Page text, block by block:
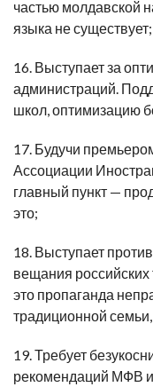
частью молдавской
языка не существует;
16. Выступает за
администраций.
школ, оптимизацию
17. Будучи
Ассоциации
главный пункт —
это;
18. Выступает
вещания
это пропаганда
традиционной семьи,
19. Требует
рекомендаций МФВ и